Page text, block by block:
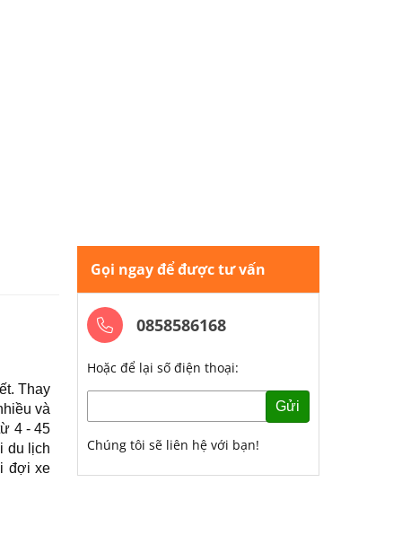
Thay
và
4 - 45
du lịch
đợi xe
Gọi ngay để được tư vấn
0858586168
Hoặc để lại số điện thoại:
Gửi
Chúng tôi sẽ liên hệ với bạn!